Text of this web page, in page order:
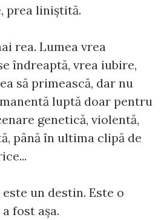
prea liniștită.
rea. Lumea vrea
îndreaptă, vrea iubire,
să primească, dar nu
luptă doar pentru
genetică, violentă,
până în ultima clipă de
un destin. Este o
fost așa.